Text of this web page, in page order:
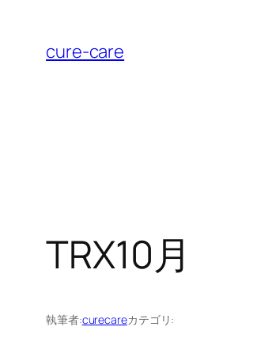
cure-care
TRX10月
執筆者:curecareカテゴリ: